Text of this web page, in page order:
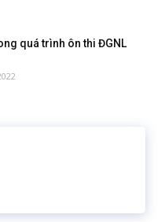
quá trình ôn thi ĐGNL